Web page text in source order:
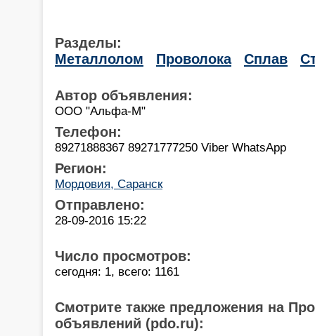
Разделы:
Металлолом
Проволока Сплав
Автор объявления:
ООО "Альфа-М"
Телефон:
89271888367 89271777250 Viber WhatsApp
Регион:
Мордовия, Саранск
Отправлено:
28-09-2016 15:22
Число просмотров:
сегодня: 1, всего: 1161
Смотрите также предложения на
объявлений (pdo.ru):